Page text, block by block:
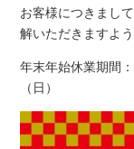
お客様につきまし
解いただきますよ
年末年始休業期間
（日）